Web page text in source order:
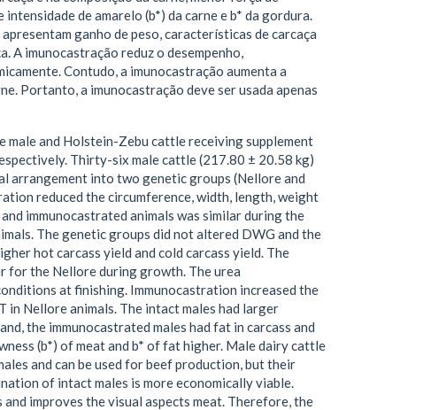
de amarelo (b*) da carne e b* da gordura.
ganho de peso, características de carcaça
A imunocastração reduz o desempenho,
Contudo, a imunocastração aumenta a
Portanto, a imunocastração deve ser usada apenas
and Holstein-Zebu cattle receiving supplement
Thirty-six male cattle (217.80 ± 20.58 kg)
arrangement into two genetic groups (Nellore and
reduced the circumference, width, length, weight
immunocastrated animals was similar during the
The genetic groups did not altered DWG and the
hot carcass yield and cold carcass yield. The
for the Nellore during growth. The urea
at finishing. Immunocastration increased the
in Nellore animals. The intact males had larger
the immunocastrated males had fat in carcass and
(b*) of meat and b* of fat higher. Male dairy cattle
and can be used for beef production, but their
of intact males is more economically viable.
improves the visual aspects meat. Therefore, the